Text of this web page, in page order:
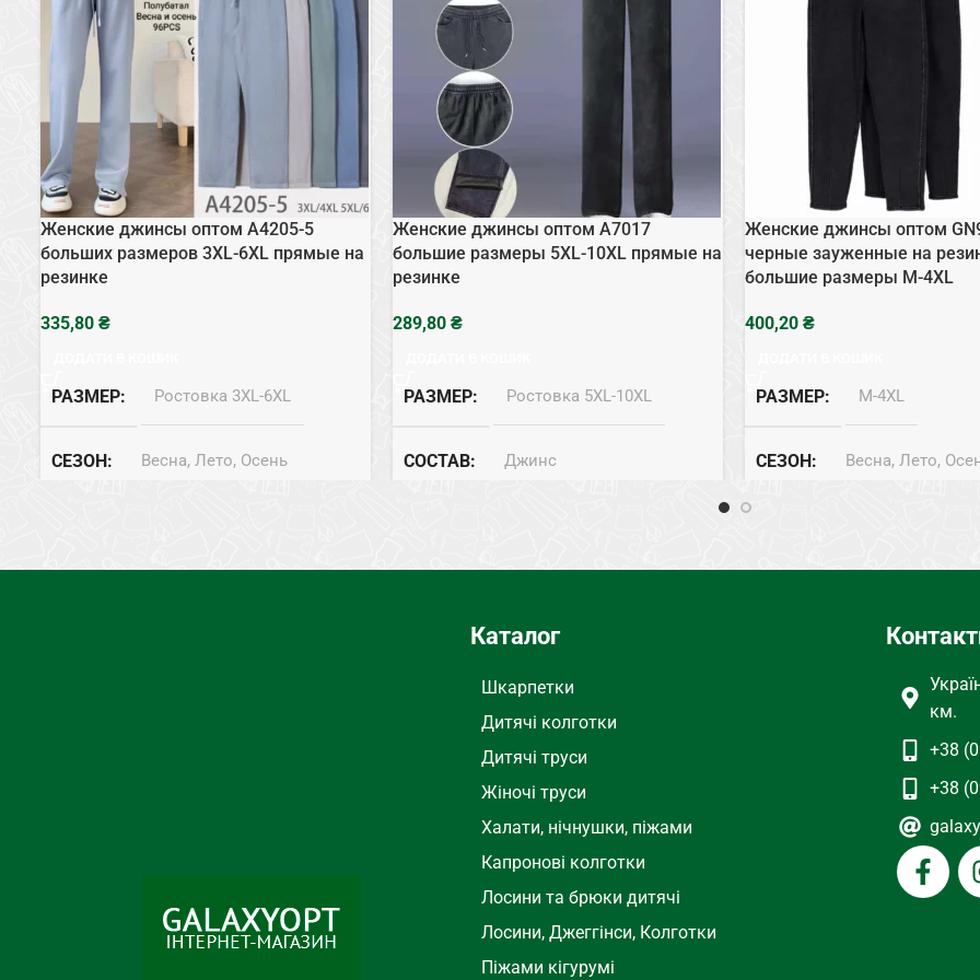
Женские джинсы оптом A4205-5
больших размеров 3XL-6XL прямые на
резинке
₴
РАЗМЕР Ростовка 3XL-6XL
СЕЗОН Весна, Лето, Осень
Женские джинсы оптом A7017
большие размеры 5XL-10XL прямые на
резинке
₴
РАЗМЕР Ростовка 5XL-10XL
СОСТАВ Джинс
Женские джинсы оптом
черные зауженные на
большие размеры M-4XL
₴
РАЗМЕР M-4XL
СЕЗОН Весна, Лето,
Каталог
Шкарпетки
Дитячі колготки
Дитячі труси
Жіночі труси
Халати, нічнушки, піжами
Капронові колготки
Лосини та брюки дитячі
Лосини, Джеггінси, Колготки
Піжами кігурумі
км.
+38
+38